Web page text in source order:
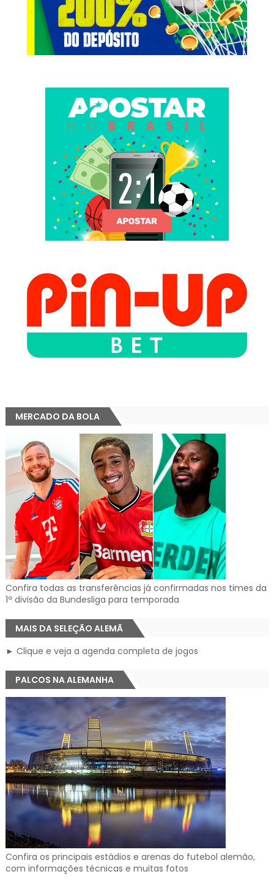
MERCADO DA BOLA
Confira todas as transferências já confirmadas nos times da
1ª divisão da Bundesliga para temporada
MAIS DA SELEÇÃO ALEMÃ
► Clique e veja a agenda completa de jogos
PALCOS NA ALEMANHA
Confira os principais estádios e arenas do futebol alemão,
com informações técnicas e muitas fotos